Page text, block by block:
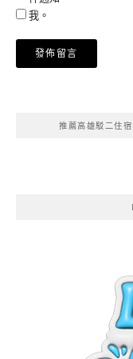
我。
推薦高雄駁二住